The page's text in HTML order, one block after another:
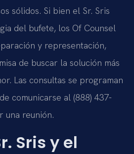
sólidos. Si bien el Sr. Sris
del bufete, los Of Counsel
y representación,
de buscar la solución más
Las consultas se programan
comunicarse al (888) 437-
una reunión.
Sris y el